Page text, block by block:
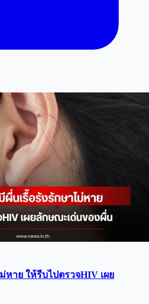
หาย ให้รีบไปตรวจHIV เผย